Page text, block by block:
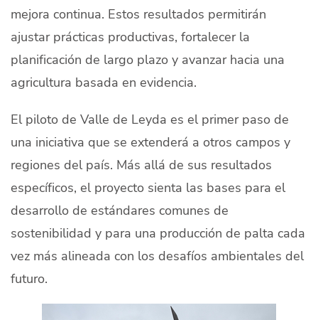
mejora continua. Estos resultados permitirán
ajustar prácticas productivas, fortalecer la
planificación de largo plazo y avanzar hacia una
agricultura basada en evidencia.
El piloto de Valle de Leyda es el primer paso de
una iniciativa que se extenderá a otros campos y
regiones del país. Más allá de sus resultados
específicos, el proyecto sienta las bases para el
desarrollo de estándares comunes de
sostenibilidad y para una producción de palta cada
vez más alineada con los desafíos ambientales del
futuro.